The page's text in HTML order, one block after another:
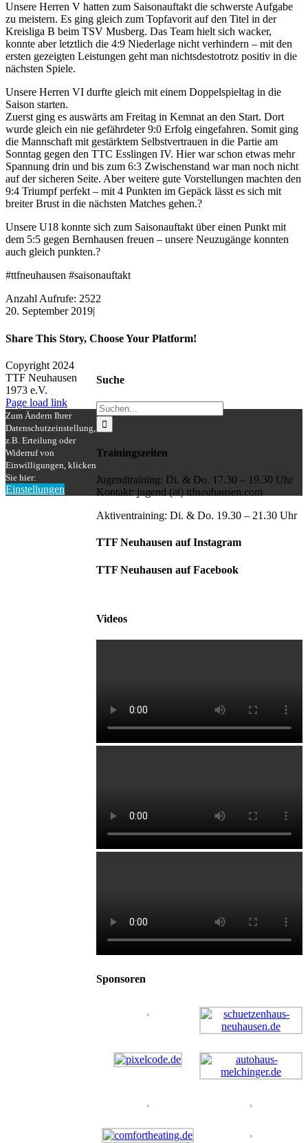
Unsere Herren V hatten zum Saisonauftakt die schwerste Aufgabe
zu meistern. Es ging gleich zum Topfavorit auf den Titel in der
Kreisliga B beim TSV Musberg. Das Team hielt sich wacker,
konnte aber letztlich die 4:9 Niederlage nicht verhindern – mit den
ersten gezeigten Leistungen geht man nichtsdestotrotz positiv in die
nächsten Spiele.
Unsere Herren VI durfte gleich mit einem Doppelspieltag in die
Saison starten.
Zuerst ging es auswärts am Freitag in Kemnat an den Start. Dort
wurde gleich ein nie gefährdeter 9:0 Erfolg eingefahren. Somit ging
die Mannschaft mit gestärktem Selbstvertrauen in die Partie am
Sonntag gegen den TTC Esslingen IV. Hier war schon etwas mehr
Spannung drin und bis zum 6:3 Zwischenstand war man noch nicht
auf der sicheren Seite. Aber weitere gute Vorstellungen machten den
9:4 Triumpf perfekt – mit 4 Punkten im Gepäck lässt es sich mit
breiter Brust in die nächsten Matches gehen.?
Unsere U18 konnte sich zum Saisonauftakt über einen Punkt mit
dem 5:5 gegen Bernhausen freuen – unsere Neuzugänge konnten
auch gleich punkten.?
#ttfneuhausen #saisonauftakt
Anzahl Aufrufe: 2522
20. September 2019|
Share This Story, Choose Your Platform!
Facebook
X
Reddit
LinkedIn
WhatsApp
Tumblr
Pinterest
Vk
Xing
E-
Mail
Suche
Suche
nach:
Trainingszeiten
Jugendtraining: Di. & Do. 17.30 – 19.30 Uhr
Kontakt: jugend (at) ttfneuhausen.com
Aktiventraining: Di. & Do. 19.30 – 21.30 Uhr
TTF Neuhausen auf Instagram
TTF Neuhausen auf Facebook
Videos
Sponsoren
Copyright 2024
TTF Neuhausen
1973 e.V.
Facebook
Instagram
Page load link
Zum Ändern Ihrer
Datenschutzeinstellung,
z.B. Erteilung oder
Widerruf von
Einwilligungen, klicken
Sie hier:
Einstellungen